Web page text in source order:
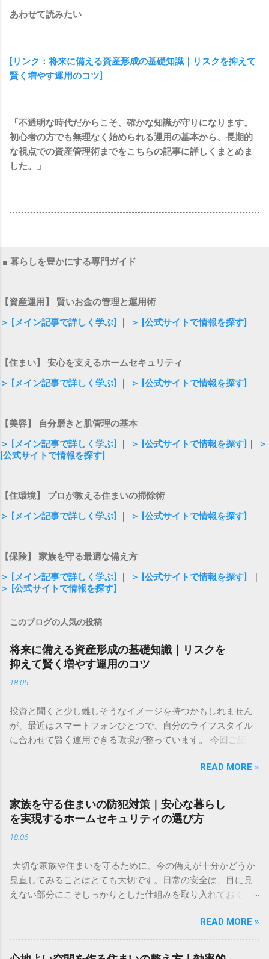
あわせて読みたい
[リンク：将来に備える資産形成の基礎知識｜リスクを抑えて
賢く増やす運用のコツ]
「不透明な時代だからこそ、確かな知識が守りになります。
初心者の方でも無理なく始められる運用の基本から、長期的
な視点での資産管理術までをこちらの記事に詳しくまとめま
した。」
■ 暮らしを豊かにする専門ガイド
【資産運用】 賢いお金の管理と運用術
＞ [メイン記事で詳しく学ぶ]
＞ [公式サイトで情報を探す]
【住まい】 安心を支えるホームセキュリティ
＞ [メイン記事で詳しく学ぶ]
＞ [公式サイトで情報を探す]
【美容】 自分磨きと肌管理の基本
＞ [メイン記事で詳しく学ぶ]
＞ [公式サイトで情報を探す]
＞
[公式サイトで情報を探す]
【住環境】 プロが教える住まいの掃除術
＞ [メイン記事で詳しく学ぶ]
＞ [公式サイトで情報を探す]
【保険】 家族を守る最適な備え方
＞ [メイン記事で詳しく学ぶ]
＞ [公式サイトで情報を探す]
＞ [公式サイトで情報を探す]
このブログの人気の投稿
将来に備える資産形成の基礎知識｜リスクを
抑えて賢く増やす運用のコツ
18:05
投資と聞くと少し難しそうなイメージを持つかもしれません
が、最近はスマートフォンひとつで、自分のライフスタイル
に合わせて賢く運用できる環境が整っています。 今回ご紹介
とつのアプリで管理できる新しいツールです。直感的な操作
感と、取引手数料が無料という気軽さが特徴で、投資のタイ
ミングを逃したくない方や、これから新しい挑戦を始めたい
方に適した選択肢といえるでしょう。 ✅ [投資の新しい形を詳
しく見る] ✅ 「将来のために何かしたほうがいいのはわかって
いるけれど、何から始めればいいのかわからない」「今の生
焦りを感じることはありませんか？ 多くの人が一度は頭を悩
ませる「お金」の問題。特に、将来の生活資金やライフイベ
ントに備えるための資産形成は、早い段階から少しずつ取り
しく考えがちな資産形成について、初心者の方でも安心して
取り組める基本的な考え方と、リスクを抑えて賢く資産を守
り、育てるためのコツをわかりやすく解説します。特別な知
READ MORE »
家族を守る住まいの防犯対策｜安心な暮らし
を実現するホームセキュリティの選び方
18:06
大切な家族や住まいを守るために、今の備えが十分かどうか
見直してみることはとても大切です。日常の安全は、目に見
えない部分にこそしっかりとした仕組みを取り入れておくこ
キュリティについて「自分たちでできる対策」と「プロの
力」を組み合わせることで、より強固な暮らしの基盤を作る
方法をご紹介します。今の生活環境に合わせた、無理のない
READ MORE »